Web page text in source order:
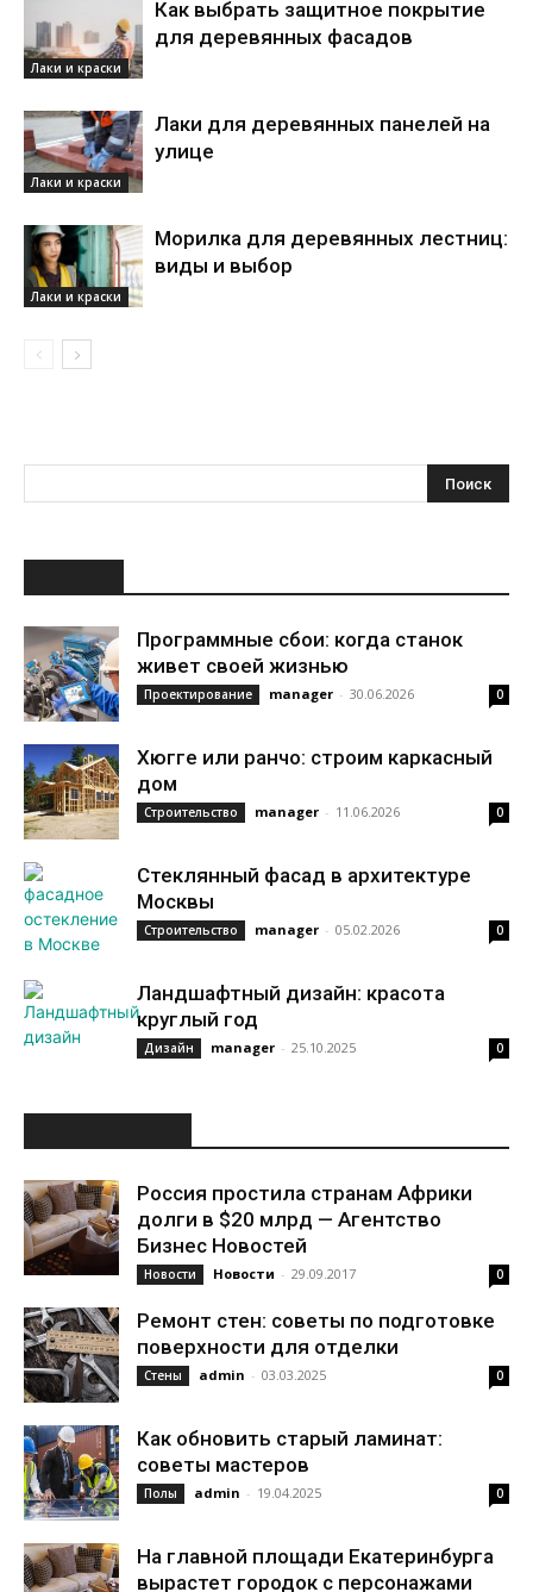
Лаки и краски
Как выбрать защитное покрытие
для деревянных фасадов
Лаки и краски
Лаки для деревянных панелей на
улице
Лаки и краски
Морилка для деревянных лестниц:
виды и выбор
Программные сбои: когда станок
живет своей жизнью
Проектирование manager - 30.06.2026 0
Хюгге или ранчо: строим каркасный
дом
Строительство manager - 11.06.2026 0
Стеклянный фасад в архитектуре
Москвы
Строительство manager - 05.02.2026 0
Ландшафтный дизайн: красота
круглый год
Дизайн manager - 25.10.2025 0
Россия простила странам Африки
долги в $20 млрд — Агентство
Бизнес Новостей
Новости Новости - 29.09.2017 0
Ремонт стен: советы по подготовке
поверхности для отделки
Стены admin - 03.03.2025 0
Как обновить старый ламинат:
советы мастеров
Полы admin - 19.04.2025 0
На главной площади Екатеринбурга
вырастет городок с персонажами